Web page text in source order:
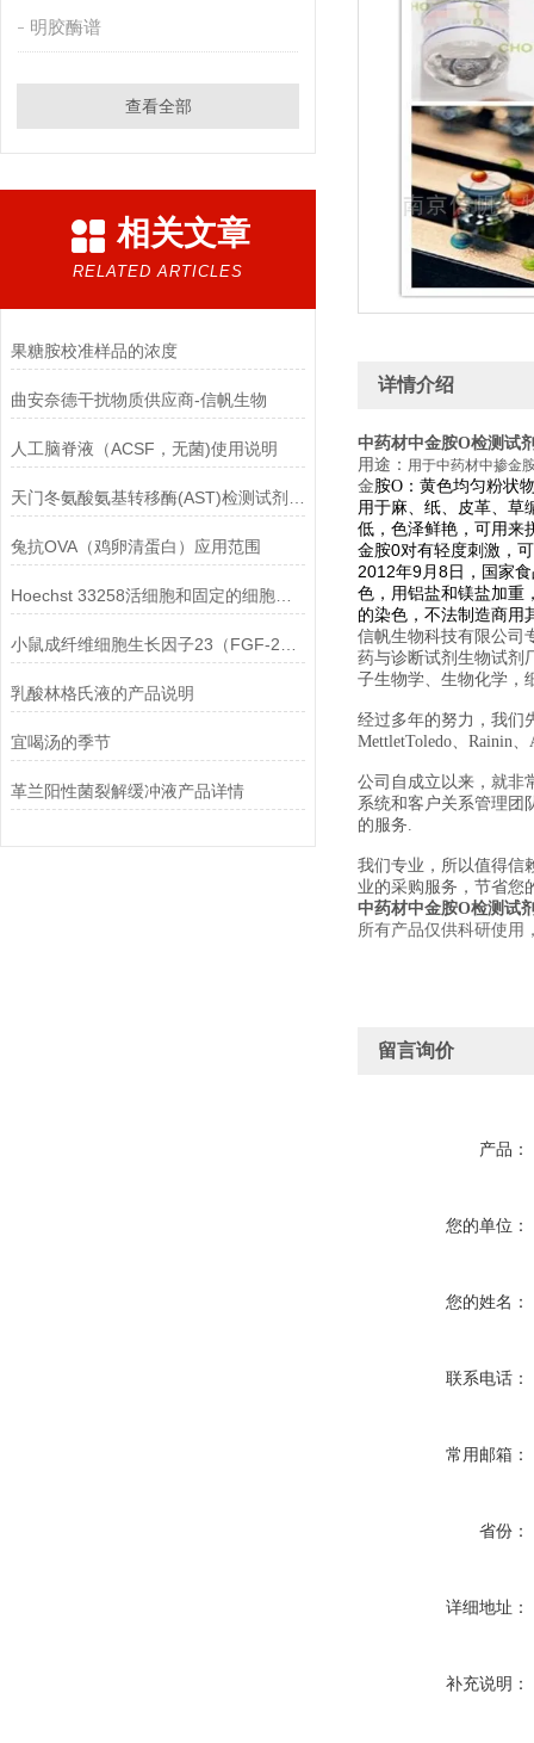
明胶酶谱
查看全部
相关文章
RELATED ARTICLES
果糖胺校准样品的浓度
曲安奈德干扰物质供应商-信帆生物
人工脑脊液（ACSF，无菌)使用说明
兔抗OVA（鸡卵清蛋白）应用范围
Hoechst 33258活细胞和固定的细胞均可标记
乳酸林格氏液的产品说明
宜喝汤的季节
革兰阳性菌裂解缓冲液产品详情
详情介绍
中药材中金胺O检测试
用途： 用于中药材中掺金
金胺O： 黄色均匀粉状
用于麻、纸、皮革、草
低，色泽鲜艳，可用来
金胺0对有轻度刺激，
2012年9月8日，国家
色，用铝盐和镁盐加重
的染色，不法制造商用
信帆生物科技有限公司
药与诊断试剂生物试剂
子生物学、生物化学，
经过多年的努力，我们
MettletToledo、Rainin
公司自成立以来，就非
系统和客户关系管理团
的服务.
我们专业，所以值得信
业的采购服务，节省您
中药材中金胺O检测试
所有产品仅供科研使用
留言询价
产品：
您的单位：
您的姓名：
联系电话：
常用邮箱：
省份：
详细地址：
补充说明：